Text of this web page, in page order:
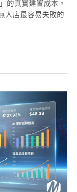
的真實建置成本。
人店最容易失敗的